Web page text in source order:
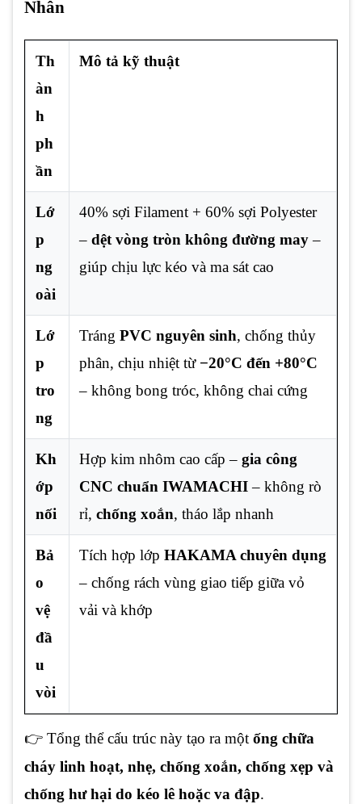
Nhân
Th
àn
h
ph
ần
Mô tả kỹ thuật
Lớ
p
ng
oài
40% sợi Filament + 60% sợi Polyester
– dệt vòng tròn không đường may–
giúp chịu lực kéo và ma sát cao
Lớ
p
tro
ng
Tráng PVC nguyên sinh, chống thủy
phân, chịu nhiệt từ −20°C đến +80°C
– không bong tróc, không chai cứng
Kh
ớp
nối
Hợp kim nhôm cao cấp – gia công
CNC chuẩn IWAMACHI– không rò
rỉ, chống xoắn, tháo lắp nhanh
Bả
o
vệ
đầ
u
vòi
Tích hợp lớp HAKAMA chuyên dụng
– chống rách vùng giao tiếp giữa vỏ
vải và khớp
👉 Tổng thể cấu trúc này tạo ra một ống chữa
cháy linh hoạt, nhẹ, chống xoắn, chống xẹp và
chống hư hại do kéo lê hoặc va đập.